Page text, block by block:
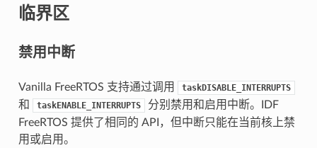
临界区
禁用中断
Vanilla FreeRTOS 支持通过调用 taskDISABLE_INTERRUPTS
和 taskENABLE_INTERRUPTS
分别禁用和启用中断。IDF
FreeRTOS 提供了相同的 API，但中断只能在当前核上禁
用或启用。